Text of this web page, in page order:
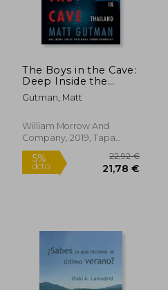
5%
dcto.
The Boys in the Cave:
Deep Inside the
Impossible Rescue in
Thailand (en Inglés)
Gutman, Matt
William Morrow And
Company, 2019, Tapa
Blanda, Nuevo